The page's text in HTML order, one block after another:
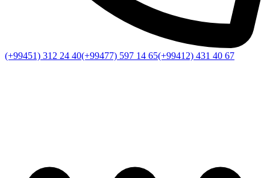
(+99451) 312 24 40(+99477) 597 14 65(+99412) 431 40 67